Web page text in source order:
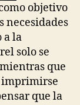
objetivo
necesidades
a la
solo se
mientras que
imprimirse
que la